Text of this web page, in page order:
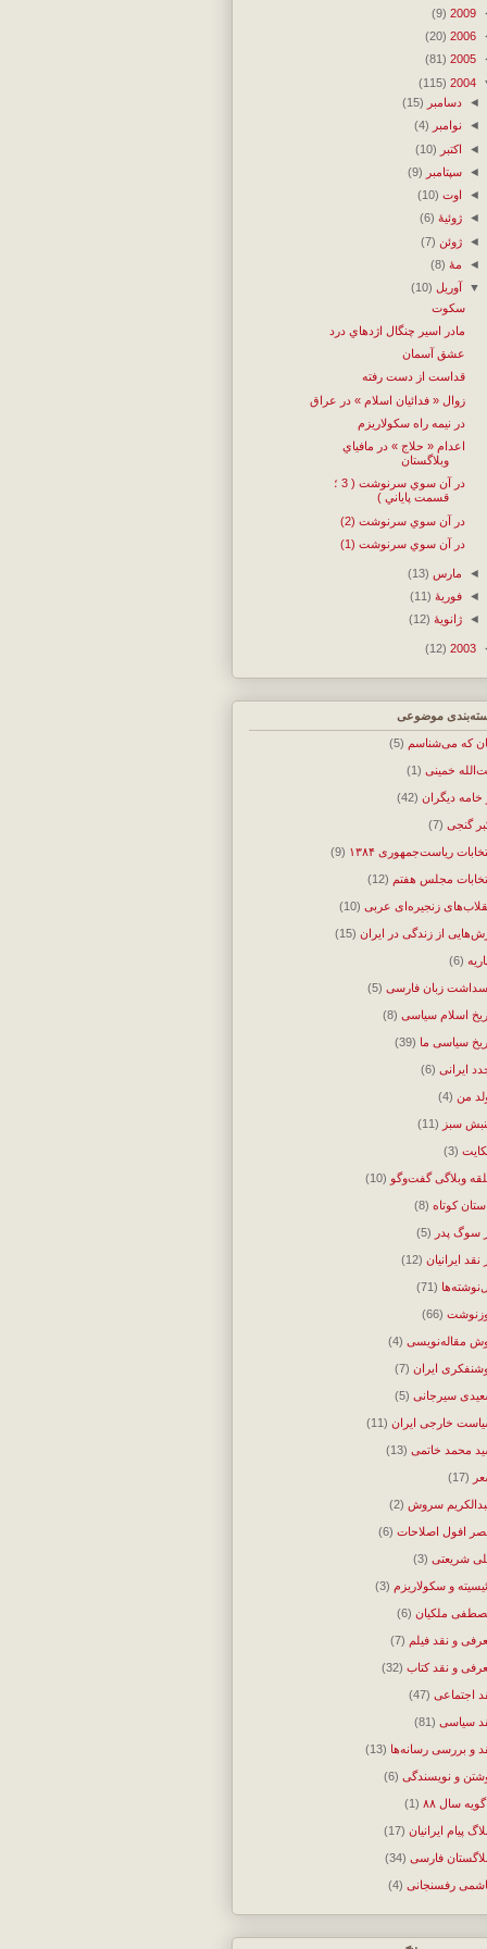
2009
(9)
2006
(20)
2005
(81)
2004
(115)
◄دسامبر (15)
◄ نوامبر (4)
◄ اکتبر (10)
◄سپتامبر (9)
◄ اوت (10)
◄ژوئیهٔ (6)
◄ژوئن (7)
◄ مهٔ (8)
▼آوریل (10)
سكوت
مادر اسير چنگال اژدهاي درد
عشق آسمان
قداست از دست رفته
زوال « فدائيان اسلام » در عراق
در نيمه راه سكولاريزم
اعدام « حلاج » در مافياي
وبلاگستان
در آن سوي سرنوشت ( 3 ؛
قسمت پاياني )
در آن سوي سرنوشت (2)
در آن سوي سرنوشت (1)
◄ مارس (13)
◄فوریهٔ (11)
◄ژانویهٔ (12)
2003
(12)
موضوعی
که می‌شناسم (5)
خمینی (1)
خامه دیگران (42)
گنجی (7)
ریاست‌جمهوری ۱۳۸۴ (9)
مجلس هفتم (12)
زنجیره‌ای عربی (10)
از زندگی در ایران (15)
(6)
زبان فارسی (5)
اسلام سیاسی (8)
سیاسی ما (39)
ایرانی (6)
من (4)
سبز (11)
(3)
وبلاگی گفت‌وگو (10)
کوتاه (8)
سوگ پدر (5)
نقد ایرانیان (12)
(71)
(66)
مقاله‌نویسی (4)
ایران (7)
سیرجانی (5)
خارجی ایران (11)
محمد خاتمی (13)
(17)
سروش (2)
افول اصلاحات (6)
شریعتی (3)
و سکولاریزم (3)
ملکیان (6)
و نقد فیلم (7)
و نقد کتاب (32)
اجتماعی (47)
سیاسی (81)
و بررسی رسانه‌ها (13)
و نویسندگی (6)
سال ۸۸ (1)
پیام ایرانیان (17)
فارسی (34)
رفسنجانی (4)